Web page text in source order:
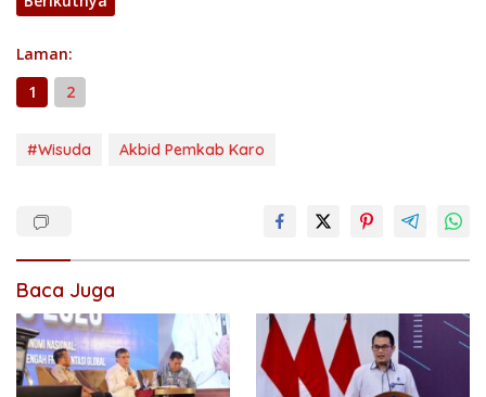
Laman:
1
2
#Wisuda Akbid Pemkab Karo
Baca Juga